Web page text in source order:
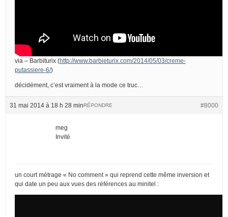
via – Barbiturix (http://www.barbieturix.com/2014/05/03/creme-
putassiere-6/)
décidément, c’est vraiment à la mode ce truc…
31 mai 2014 à 18 h 28 min #8000
RÉPONDRE
meg
Invité
un court métrage « No comment » qui reprend cette même inversion et
qui date un peu aux vues des références au minitel :